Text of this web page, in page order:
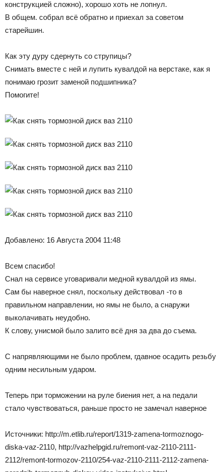
конструкцией сложно), хорошо хоть не лопнул.
В общем. собрал всё обратно и приехал за советом
старейшин.
Как эту дуру сдернуть со струпицы?
Снимать вместе с ней и лупить кувалдой на верстаке, как я
понимаю грозит заменой подшипника?
Помогите!
Добавлено: 16 Августа 2004 11:48
Всем спасибо!
Снал на сервисе уговаривали медной кувалдой из ямы.
Сам бы наверное снял, поскольку действовал -то в
правильном направлении, но ямы не было, а снаружи
выколачивать неудобно.
К слову, унисмой было залито всё дня за два до съема.
С напрявляющими не было проблем, гдавное осадить резьбу
одним несильным ударом.
Теперь при торможении на руле биения нет, а на педали
стало чувствоваться, раньше просто не замечал наверное
Источники: http://m.etlib.ru/report/1319-zamena-tormoznogo-
diska-vaz-2110, http://vazhelpgid.ru/remont-vaz-2110-2111-
2112/remont-tormozov-2110/254-vaz-2110-2111-2112-zamena-